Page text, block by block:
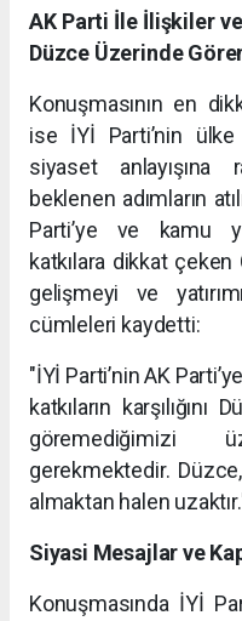
AK Parti İle İlişkiler ve
Düzce Üzerinde
Konuşmasının en
ise İYİ Parti’nin
siyaset anlayışına
beklenen adımların
Parti’ye ve kamu
katkılara dikkat
gelişmeyi ve
cümleleri kaydetti:
"İYİ Parti’nin AK
katkıların
göremediğimizi
gerekmektedir.
almaktan halen
Siyasi Mesajlar ve
Konuşmasında İYİ